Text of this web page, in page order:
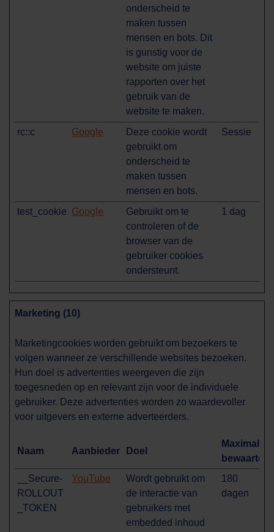
onderscheid te
maken tussen
mensen en bots. Dit
is gunstig voor de
website om juiste
rapporten over het
gebruik van de
website te maken.
rc::c Google
Deze cookie wordt
gebruikt om
onderscheid te
maken tussen
mensen en bots.
Sessie
test_cookie Google
Gebruikt om te
controleren of de
browser van de
gebruiker cookies
ondersteunt.
1 dag
Marketing (10)
Marketingcookies worden gebruikt om bezoekers te
volgen wanneer ze verschillende websites bezoeken.
Hun doel is advertenties weergeven die zijn
toegesneden op en relevant zijn voor de individuele
gebruiker. Deze advertenties worden zo waardevoller
voor uitgevers en externe adverteerders.
Naam Aanbieder Doel
Maximale
__Secure-
ROLLOUT
_TOKEN
YouTube
Wordt gebruikt om
de interactie van
gebruikers met
embedded inhoud
180
dagen